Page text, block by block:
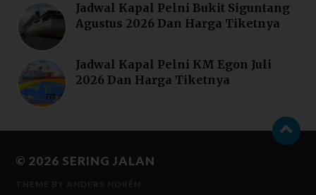
Jadwal Kapal Pelni Bukit Siguntang
Agustus 2026 Dan Harga Tiketnya
Jadwal Kapal Pelni KM Egon Juli
2026 Dan Harga Tiketnya
© 2026 SERING JALAN